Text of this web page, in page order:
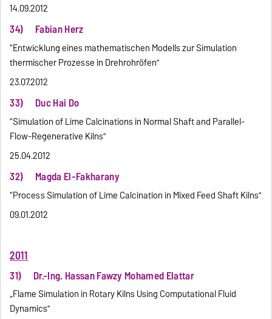
14.09.2012
34) Fabian Herz
“Entwicklung eines mathematischen Modells zur Simulation
thermischer Prozesse in Drehrohröfen”
23.07.2012
33) Duc Hai Do
“Simulation of Lime Calcinations in Normal Shaft and Parallel-
Flow-Regenerative Kilns”
25.04.2012
32) Magda El-Fakharany
“Process Simulation of Lime Calcination in Mixed Feed Shaft Kilns”
09.01.2012
2011
31) Dr.-Ing. Hassan Fawzy Mohamed Elattar
„Flame Simulation in Rotary Kilns Using Computational Fluid
Dynamics”